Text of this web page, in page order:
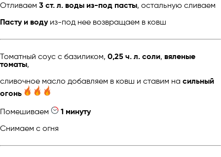
Отливаем 3 ст. л. воды из-под пасты, остальную сливаем
Пасту и водуиз-под нее возвращаем в ковш
Томатный соус с базиликом, 0,25 ч. л. соли, вяленые
томаты,
сливочное масло добавляем в ковш и ставим на сильный
огонь
Помешиваем
1 минуту
Снимаем с огня